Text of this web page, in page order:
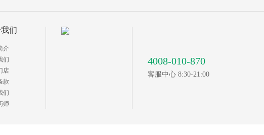
们
介
们
店
款
们
师
4008-010-870
客服中心 8:30-21:00